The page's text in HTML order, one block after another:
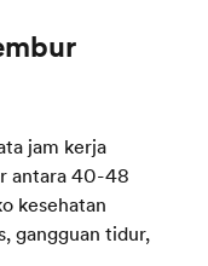
jam kerja
antara 40-48
kesehatan
gangguan tidur,